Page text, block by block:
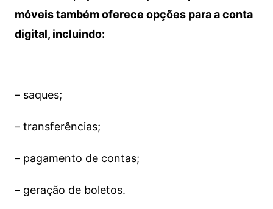
móveis também oferece opções para a conta
digital, incluindo:
– saques;
– transferências;
– pagamento de contas;
– geração de boletos.